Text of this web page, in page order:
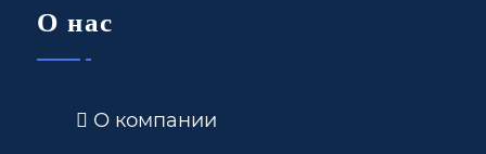
О нас
О компании